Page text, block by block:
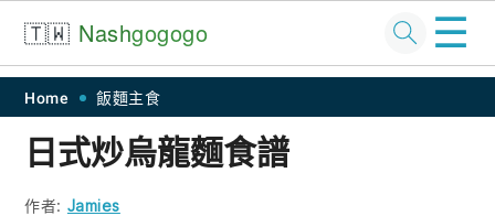
Skip
primary
navigation
Skip
main
content
Skip
primary
sidebar
Skip
footer
🇹🇼 Nashgogogo ☰
Home 飯麵主食
日式炒烏龍麵食譜
作者: Jamies